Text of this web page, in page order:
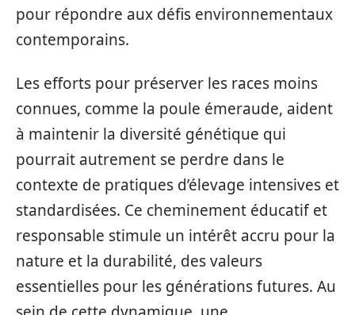
pour répondre aux défis environnementaux
contemporains.
Les efforts pour préserver les races moins
connues, comme la poule émeraude, aident
à maintenir la diversité génétique qui
pourrait autrement se perdre dans le
contexte de pratiques d’élevage intensives et
standardisées. Ce cheminement éducatif et
responsable stimule un intérêt accru pour la
nature et la durabilité, des valeurs
essentielles pour les générations futures. Au